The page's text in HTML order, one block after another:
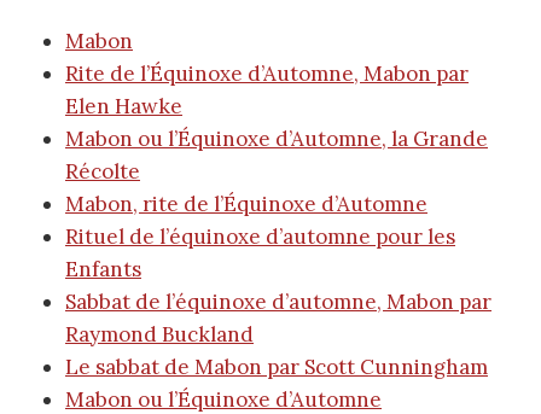
Mabon
Rite de l’Équinoxe d’Automne, Mabon par
Elen Hawke
Mabon ou l’Équinoxe d’Automne, la Grande
Récolte
Mabon, rite de l’Équinoxe d’Automne
Rituel de l’équinoxe d’automne pour les
Enfants
Sabbat de l’équinoxe d’automne, Mabon par
Raymond Buckland
Le sabbat de Mabon par Scott Cunningham
Mabon ou l’Équinoxe d’Automne